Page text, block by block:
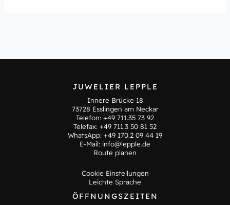
JUWELIER LEPPLE
Innere Brücke 18
73728 Esslingen am Neckar
Telefon: +49 711.35 73 92
Telefax: +49 711.3 50 81 52
WhatsApp: +49 170.2 09 44 19
E-Mail: info@lepple.de
Route planen
Cookie Einstellungen
Leichte Sprache
ÖFFNUNGSZEITEN